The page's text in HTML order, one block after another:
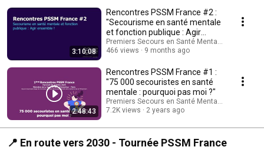
secouristes déjà formés en octobre 2023, PSSM France a organisé ses
1ères Rencontres au Ministère de la Santé et de la Prévention. Au cours
de cette rencontre, les porteurs de projets lauréats des appels à projets
de l’année 2022 ont partagé leurs expériences et solutions en faveur du
bien-être mental. #santémentale ➕ Pour en savoir plus :
www.pssmfrance.fr PROGRAMME : Matinée animée par Christelle Tissot-
Grosset du média Musae. 00:03:42 : Introduction par Christine Jacob-
Schumacher (sous-directrice de la santé des populations et de la
prévention des maladies chroniques à la Direction générale de la santé)
00:05:25 Origine du secourisme en santé mentale et ambitions par
Jacques Marescaux (formateur et président honoraire de PSSM France)
et Muriel Vidalenc (présidente de PSSM France) Témoignages de
Poggi (formateur accrédité), Delphine Galliot (secouriste) et Joséphine
3:10:08
Rencontres PSSM France #2 :
"Secourisme en santé mentale
et fonction publique : Agir
ensemble !"
Premiers Secours en Santé Mentale - France
466 views
9 months ago
2:48:43
Rencontres PSSM France #1 :
"75 000 secouristes en santé
mentale : pourquoi pas moi ?"
Premiers Secours en Santé Mentale - France
7.2K views
2 years ago
📍 En route vers 2030 - Tournée PSSM France